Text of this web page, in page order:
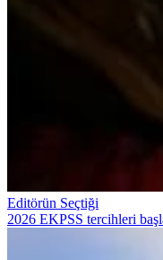
Editörün Seçtiği
2026 EKPSS tercihleri